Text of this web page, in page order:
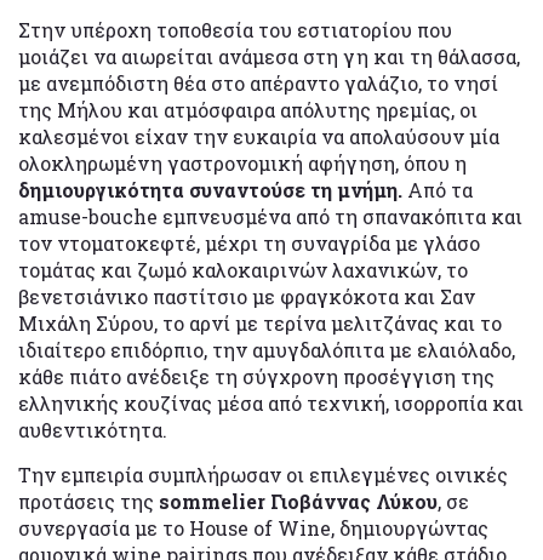
Στην υπέροχη τοποθεσία του εστιατορίου που
μοιάζει να αιωρείται ανάμεσα στη γη και τη θάλασσα,
με ανεμπόδιστη θέα στο απέραντο γαλάζιο, το νησί
της Μήλου και ατμόσφαιρα απόλυτης ηρεμίας, οι
καλεσμένοι είχαν την ευκαιρία να απολαύσουν μία
ολοκληρωμένη γαστρονομική αφήγηση, όπου η
δημιουργικότητα συναντούσε τη μνήμη. Από τα
amuse-bouche εμπνευσμένα από τη σπανακόπιτα και
τον ντοματοκεφτέ, μέχρι τη συναγρίδα με γλάσο
τομάτας και ζωμό καλοκαιρινών λαχανικών, το
βενετσιάνικο παστίτσιο με φραγκόκοτα και Σαν
Μιχάλη Σύρου, το αρνί με τερίνα μελιτζάνας και το
ιδιαίτερο επιδόρπιο, την αμυγδαλόπιτα με ελαιόλαδο,
κάθε πιάτο ανέδειξε τη σύγχρονη προσέγγιση της
ελληνικής κουζίνας μέσα από τεχνική, ισορροπία και
αυθεντικότητα.
Την εμπειρία συμπλήρωσαν οι επιλεγμένες οινικές
προτάσεις της sommelier Γιοβάννας Λύκου, σε
συνεργασία με το House of Wine, δημιουργώντας
αρμονικά wine pairings που ανέδειξαν κάθε στάδιο